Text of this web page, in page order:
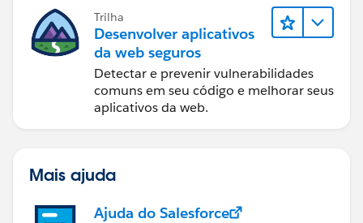
Trilha
Desenvolver aplicativos
da web seguros
Detectar e prevenir vulnerabilidades
comuns em seu código e melhorar seus
aplicativos da web.
Mais ajuda
Ajuda do Salesforce